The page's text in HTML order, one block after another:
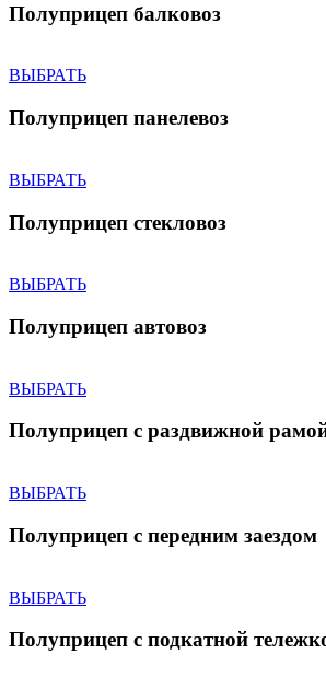
Полуприцеп балковоз
ВЫБРАТЬ
Полуприцеп панелевоз
ВЫБРАТЬ
Полуприцеп стекловоз
ВЫБРАТЬ
Полуприцеп автовоз
ВЫБРАТЬ
Полуприцеп с раздвижной
ВЫБРАТЬ
Полуприцеп с передним заездом
ВЫБРАТЬ
Полуприцеп с подкатной